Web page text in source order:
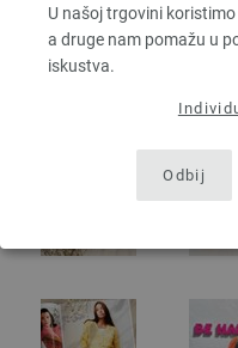
U našoj trgovini
a druge nam pomažu u
iskustva.
Odbij